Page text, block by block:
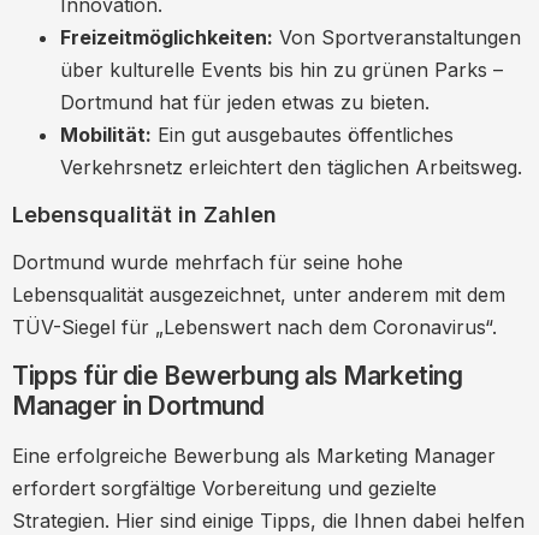
Innovation.
Freizeitmöglichkeiten: Von Sportveranstaltungen
über kulturelle Events bis hin zu grünen Parks –
Dortmund hat für jeden etwas zu bieten.
Mobilität: Ein gut ausgebautes öffentliches
Verkehrsnetz erleichtert den täglichen Arbeitsweg.
Lebensqualität in Zahlen
Dortmund wurde mehrfach für seine hohe
Lebensqualität ausgezeichnet, unter anderem mit dem
TÜV-Siegel für „Lebenswert nach dem Coronavirus“.
Tipps für die Bewerbung als Marketing
Manager in Dortmund
Eine erfolgreiche Bewerbung als Marketing Manager
erfordert sorgfältige Vorbereitung und gezielte
Strategien. Hier sind einige Tipps, die Ihnen dabei helfen